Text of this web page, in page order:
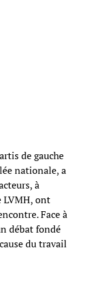
de gauche
nationale, a
à
LVMH, ont
Face à
débat fondé
du travail